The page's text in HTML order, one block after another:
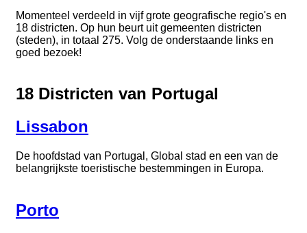
Momenteel verdeeld in vijf grote geografische regio's en
18 districten. Op hun beurt uit gemeenten districten
(steden), in totaal 275. Volg de onderstaande links en
goed bezoek!
18 Districten van Portugal
Lissabon
De hoofdstad van Portugal, Global stad en een van de
belangrijkste toeristische bestemmingen in Europa.
Porto